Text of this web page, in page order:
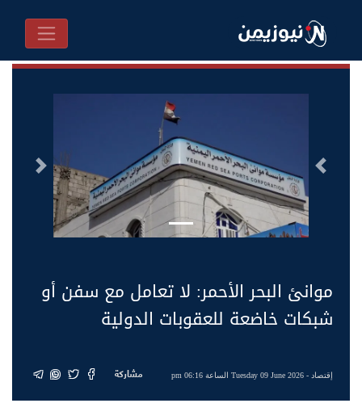
السابق التالى
موانئ البحر الأحمر: لا تعامل مع سفن أو
شبكات خاضعة للعقوبات الدولية
إقتصاد - Tuesday 09 June 2026 الساعة 06:16 pm مشاركة